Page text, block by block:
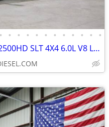
• • • • • • • • • • • •
1-OWNER 2014 GMC SIERRA 2500HD SLT 4X4 6.0L V8 LEATHER MICHELIN TIRES!